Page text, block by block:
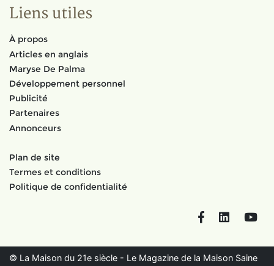
Liens utiles
À propos
Articles en anglais
Maryse De Palma
Développement personnel
Publicité
Partenaires
Annonceurs
Plan de site
Termes et conditions
Politique de confidentialité
FacebookLinkedIn
© La Maison du 21e siècle - Le Magazine de la Maison Saine